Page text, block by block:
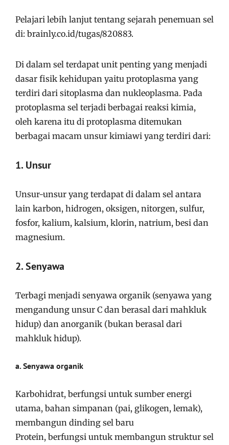
Pelajari lebih lanjut tentang sejarah penemuan sel
di: brainly.co.id/tugas/820883.
Di dalam sel terdapat unit penting yang menjadi
dasar fisik kehidupan yaitu protoplasma yang
terdiri dari sitoplasma dan nukleoplasma. Pada
protoplasma sel terjadi berbagai reaksi kimia,
oleh karena itu di protoplasma ditemukan
berbagai macam unsur kimiawi yang terdiri dari:
1. Unsur
Unsur-unsur yang terdapat di dalam sel antara
lain karbon, hidrogen, oksigen, nitorgen, sulfur,
fosfor, kalium, kalsium, klorin, natrium, besi dan
magnesium.
2. Senyawa
Terbagi menjadi senyawa organik (senyawa yang
mengandung unsur C dan berasal dari mahkluk
hidup) dan anorganik (bukan berasal dari
mahkluk hidup).
a. Senyawa organik
Karbohidrat, berfungsi untuk sumber energi
utama, bahan simpanan (pai, glikogen, lemak),
membangun dinding sel baru
Protein, berfungsi untuk membangun struktur sel